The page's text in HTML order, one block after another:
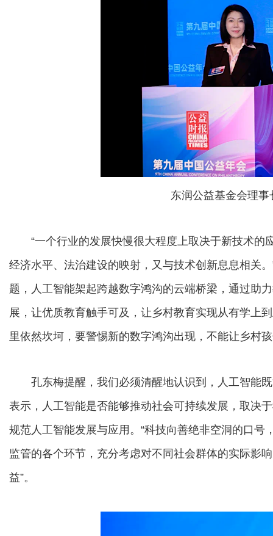
东润公益基金会理
“一个行业的发展快慢很大程度上取决于新技术的
经济水平、法治建设的映射，又与技术创新息息相关
题，人工智能架起跨越数字鸿沟的云端桥梁，通过助
展，让优质教育触手可及，让乡村教育实现从有学上
里依然坎坷，要警惕新的数字鸿沟出现，不能让乡村
孔东梅提醒，我们必须清醒地认识到，人工智能既
表示，人工智能是否能够推动社会可持续发展，取决
规范人工智能发展与应用。“科技向善绝非空洞的口
监管的各个环节，充分考虑对不同社会群体的实际影
益”。